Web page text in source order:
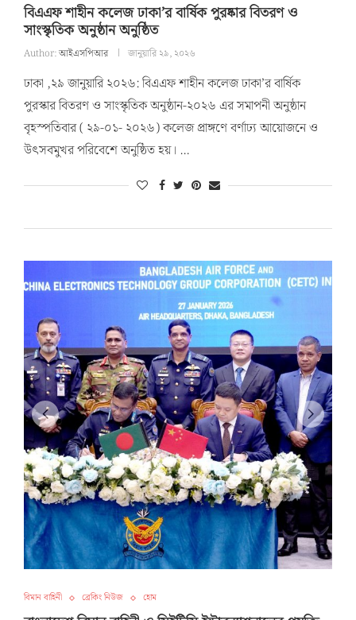
বিএএফ শাহীন কলেজ ঢাকা’র বার্ষিক পুরষ্কার বিতরণ ও
সাংস্কৃতিক অনুষ্ঠান অনুষ্ঠিত
Author:আইএসপিআর জানুয়ারি ২৯, ২০২৬
ঢাকা ,২৯ জানুয়ারি ২০২৬: বিএএফ শাহীন কলেজ ঢাকা’র বার্ষিক
পুরস্কার বিতরণ ও সাংস্কৃতিক অনুষ্ঠান-২০২৬ এর সমাপনী অনুষ্ঠান
বৃহস্পতিবার ( ২৯-০১- ২০২৬) কলেজ প্রাঙ্গণে বর্ণাঢ্য আয়োজনে ও
উৎসবমুখর পরিবেশে অনুষ্ঠিত হয়। …
বিমান বাহিনী ব্রেকিং নিউজ হোম